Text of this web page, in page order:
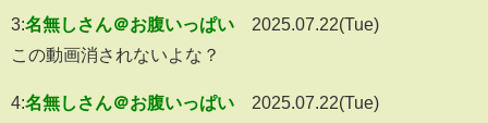
3:名無しさん＠お腹いっぱい
2025.07.22(Tue)
この動画消されないよな？
4:名無しさん＠お腹いっぱい
2025.07.22(Tue)